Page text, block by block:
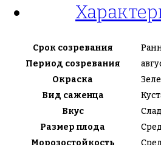
Срок созревания
Период созревания
Окраска
Вид саженца
Вкус
Размер плода
Морозостойкость